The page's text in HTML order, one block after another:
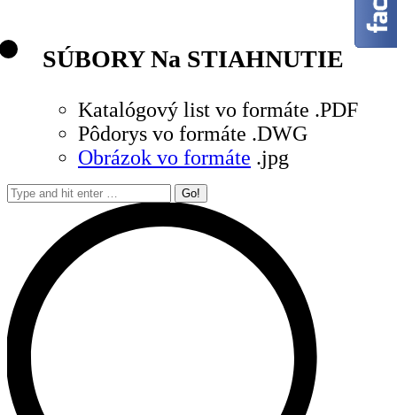
SÚBORY Na STIAHNUTIE
Katalógový list vo formáte .PDF
Pôdorys vo formáte .DWG
Obrázok vo formáte .jpg
Search: